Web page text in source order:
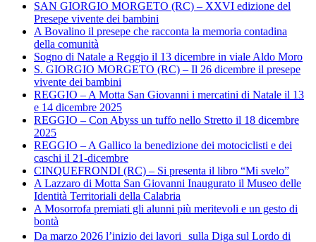
SAN GIORGIO MORGETO (RC) – XXVI edizione del
Presepe vivente dei bambini
A Bovalino il presepe che racconta la memoria contadina
della comunità
Sogno di Natale a Reggio il 13 dicembre in viale Aldo Moro
S. GIORGIO MORGETO (RC) – Il 26 dicembre il presepe
vivente dei bambini
REGGIO – A Motta San Giovanni i mercatini di Natale il 13
e 14 dicembre 2025
REGGIO – Con Abyss un tuffo nello Stretto il 18 dicembre
2025
REGGIO – A Gallico la benedizione dei motociclisti e dei
caschi il 21-dicembre
CINQUEFRONDI (RC) – Si presenta il libro “Mi svelo”
A Lazzaro di Motta San Giovanni Inaugurato il Museo delle
Identità Territoriali della Calabria
A Mosorrofa premiati gli alunni più meritevoli e un gesto di
bontà
Da marzo 2026 l’inizio dei lavori sulla Diga sul Lordo di